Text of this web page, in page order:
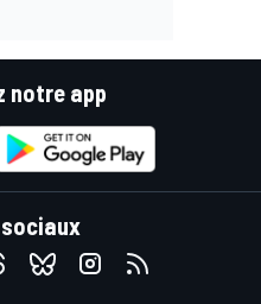
notre app